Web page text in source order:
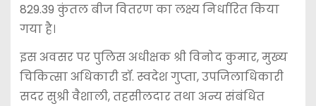
829.39 कुंतल बीज वितरण का लक्ष्य निर्धारित किया
गया है।
इस अवसर पर पुलिस अधीक्षक श्री विनोद कुमार, मुख्य
चिकित्सा अधिकारी डॉ. स्वदेश गुप्ता, उपजिलाधिकारी
सदर सुश्री वैशाली, तहसीलदार तथा अन्य संबंधित